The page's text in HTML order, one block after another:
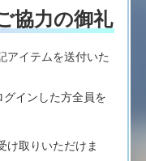
協力の御礼
アイテムを送付いた
インした方全員を
け取りいただけま